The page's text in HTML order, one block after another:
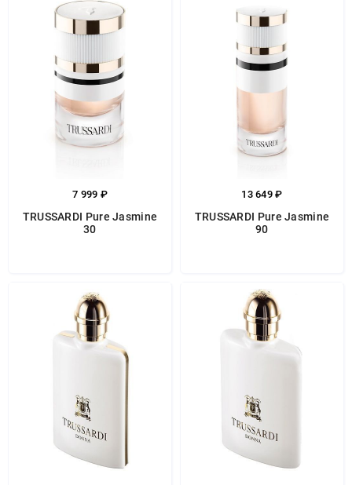
7 999 ₽
TRUSSARDI Pure Jasmine
30
13 649 ₽
TRUSSARDI Pure Jasmine
90